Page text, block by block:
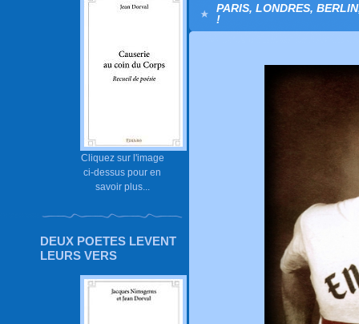
Cliquez sur l'image
ci-dessus pour en
savoir plus...
DEUX POETES LEVENT
LEURS VERS
PARIS, LONDRES,
!